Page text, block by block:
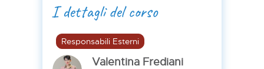
I dettagli del corso
Responsabili Esterni
Valentina Frediani